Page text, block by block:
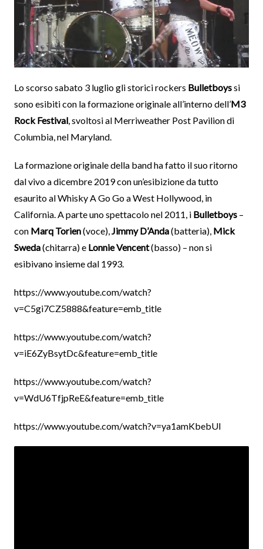
Lo scorso sabato 3 luglio gli storici rockers Bulletboyssi
sono esibiti con la formazione originale all’interno dell’M3
Rock Festival, svoltosi al Merriweather Post Pavilion di
Columbia, nel Maryland.
La formazione originale della band ha fatto il suo ritorno
dal vivo a dicembre 2019 con un’esibizione da tutto
esaurito al Whisky A Go Go a West Hollywood, in
California. A parte uno spettacolo nel 2011, i Bulletboys–
con Marq Torien(voce),Jimmy D’Anda(batteria), Mick
Sweda(chitarra) e Lonnie Vencent(basso) – non si
esibivano insieme dal 1993.
https://www.youtube.com/watch?
v=C5gi7CZ5888&feature=emb_title
https://www.youtube.com/watch?
v=iE6ZyBsytDc&feature=emb_title
https://www.youtube.com/watch?
v=WdU6TfjpReE&feature=emb_title
https://www.youtube.com/watch?v=ya1amKbebUI